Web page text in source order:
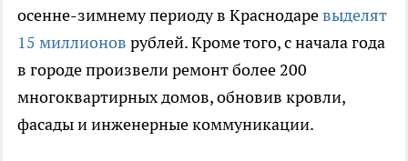
осенне-зимнему периоду в Краснодаревыделят
15 миллионов рублей. Кроме того, с начала года
в городе произвели ремонт более 200
многоквартирных домов, обновив кровли,
фасады и инженерные коммуникации.